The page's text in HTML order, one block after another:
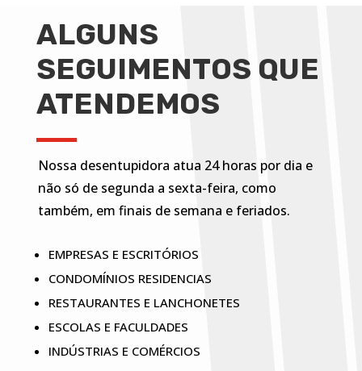
ALGUNS
SEGUIMENTOS QUE
ATENDEMOS
Nossa desentupidora atua 24 horas por dia e
não só de segunda a sexta-feira, como
também, em finais de semana e feriados.
EMPRESAS E ESCRITÓRIOS
CONDOMÍNIOS RESIDENCIAS
RESTAURANTES E LANCHONETES
ESCOLAS E FACULDADES
INDÚSTRIAS E COMÉRCIOS